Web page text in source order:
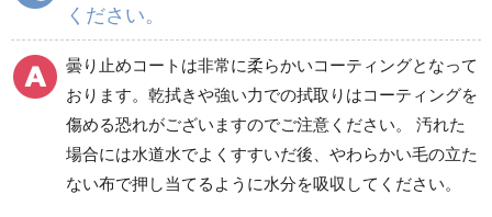
ください。
曇り止めコートは非常に柔らかいコーティングとなって
おります。乾拭きや強い力での拭取りはコーティングを
傷める恐れがございますのでご注意ください。 汚れた
場合には水道水でよくすすいだ後、やわらかい毛の立た
ない布で押し当てるように水分を吸収してください。